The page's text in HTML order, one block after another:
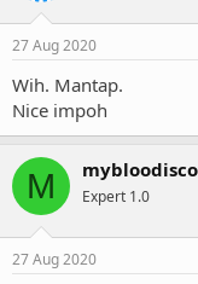
27 Aug 2020
Wih. Mantap.
Nice impoh
M Expert 1.0
27 Aug 2020